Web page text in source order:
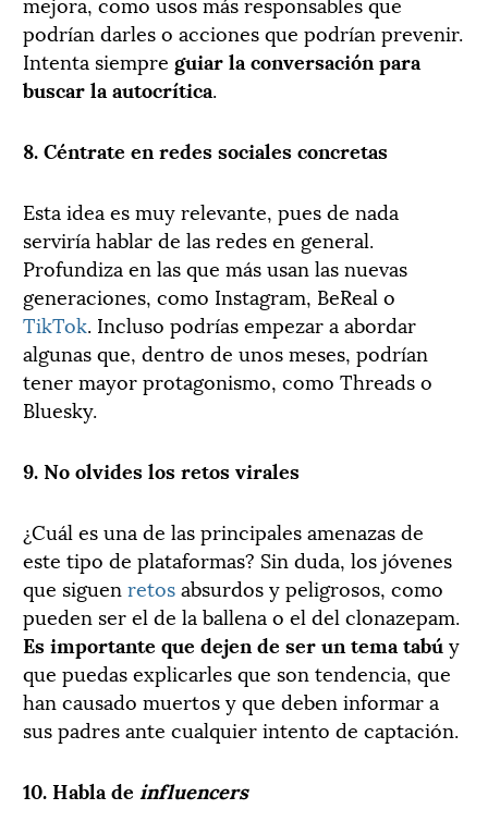
podrían darles o acciones que podrían prevenir.
Intenta siempre guiar la conversación para
buscar la autocrítica.
8. Céntrate en redes sociales concretas
Esta idea es muy relevante, pues de nada
serviría hablar de las redes en general.
Profundiza en las que más usan las nuevas
generaciones, como Instagram, BeReal o
TikTok. Incluso podrías empezar a abordar
algunas que, dentro de unos meses, podrían
tener mayor protagonismo, como Threads o
Bluesky.
9. No olvides los retos virales
¿Cuál es una de las principales amenazas de
este tipo de plataformas? Sin duda, los jóvenes
que siguen retosabsurdos y peligrosos, como
pueden ser el de la ballena o el del clonazepam.
Es importante que dejen de ser un tema tabú y
que puedas explicarles que son tendencia, que
han causado muertos y que deben informar a
sus padres ante cualquier intento de captación.
10. Habla de influencers